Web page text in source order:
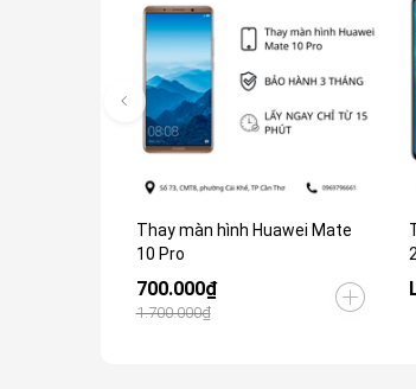
Thay màn hình Huawei Mate
10 Pro
700.000₫
1.700.000₫